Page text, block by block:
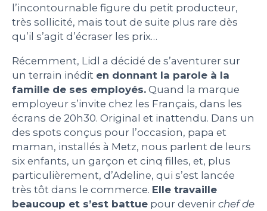
Mentions légales
Politique de protection des données
personnelles
l’incontournable figure du petit producteur,
très sollicité, mais tout de suite plus rare dès
qu’il s’agit d’écraser les prix…
Récemment, Lidl a décidé de s’aventurer sur
un terrain inédit en donnant la parole à la
famille de ses employés. Quand la marque
employeur s’invite chez les Français, dans les
écrans de 20h30. Original et inattendu. Dans un
des spots conçus pour l’occasion, papa et
maman, installés à Metz, nous parlent de leurs
six enfants, un garçon et cinq filles, et, plus
particulièrement, d’Adeline, qui s’est lancée
très tôt dans le commerce. Elle travaille
beaucoup et s’est battue pour devenir chef de